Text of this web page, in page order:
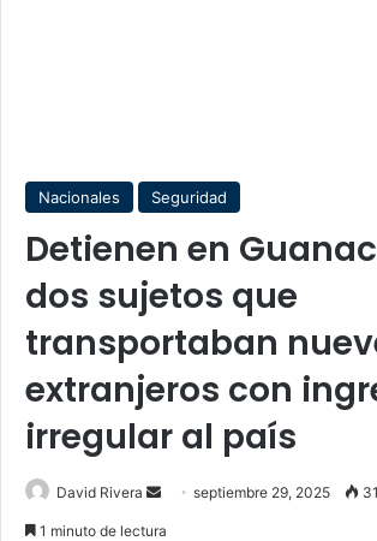
Nacionales Seguridad
Detienen en
dos sujetos que
transportaban
extranjeros con
irregular al país
David Rivera
Sendseptiembre 29, 2025 31
1 minuto de lectura